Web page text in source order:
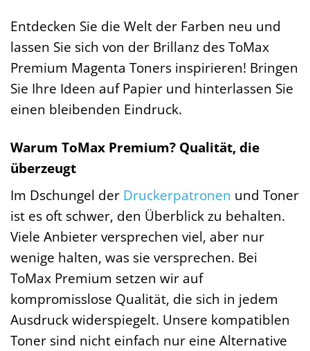
Entdecken Sie die Welt der Farben neu und
lassen Sie sich von der Brillanz des ToMax
Premium Magenta Toners inspirieren! Bringen
Sie Ihre Ideen auf Papier und hinterlassen Sie
einen bleibenden Eindruck.
Warum ToMax Premium? Qualität, die
überzeugt
Im Dschungel der Druckerpatronen und Toner
ist es oft schwer, den Überblick zu behalten.
Viele Anbieter versprechen viel, aber nur
wenige halten, was sie versprechen. Bei
ToMax Premium setzen wir auf
kompromisslose Qualität, die sich in jedem
Ausdruck widerspiegelt. Unsere kompatiblen
Toner sind nicht einfach nur eine Alternative